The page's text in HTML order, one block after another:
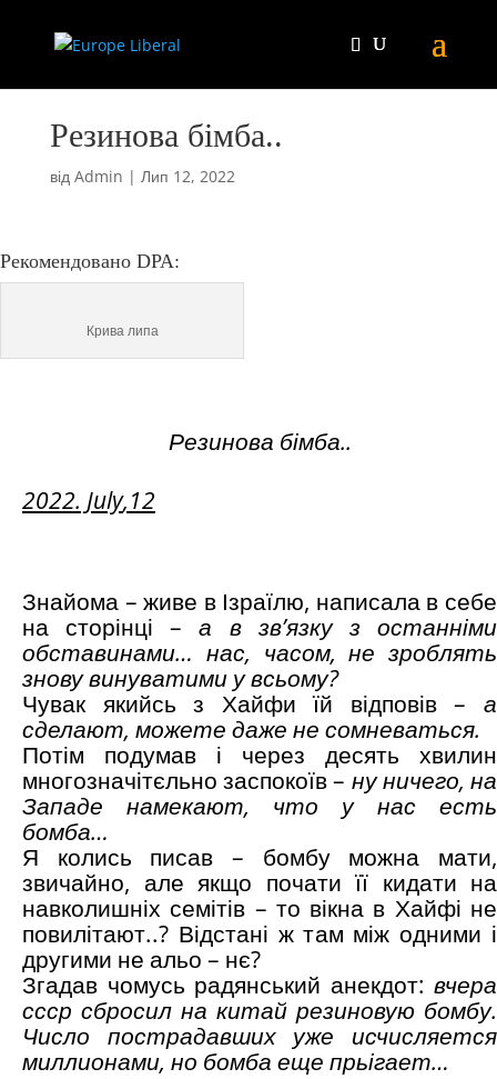
Резинова бімба..
від Admin | Лип 12, 2022
Рекомендовано DPA:
Крива липа
Резинова бімба..
2022. July,12
Знайома – живе в Ізраїлю, написала в себе
на сторінці –а в зв’язку з останніми
обставинами… нас, часом, не зроблять
знову винуватими у всьому?
Чувак якийсь з Хайфи їй відповів – а
сделают, можете даже не сомневаться.
Потім подумав і через десять хвилин
многозначітєльно заспокоїв – ну ничего, на
Западе намекают, что у нас есть
бомба…
Я колись писав – бомбу можна мати,
звичайно, але якщо почати її кидати на
навколишніх семітів – то вікна в Хайфі не
повилітают..? Відстані ж там між одними і
другими не альо – нє?
Згадав чомусь радянський анекдот: вчера
ссср сбросил на китай резиновую бомбу.
Число пострадавших уже исчисляется
миллионами, но бомба еще прьігает…